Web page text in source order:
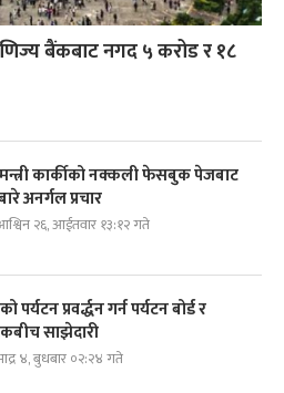
वाणिज्य बैंकबाट नगद ५ करोड र १८
कार्कीको नक्कली फेसबुक पेजबाट
अनर्गल प्रचार
२६, आईतवार १३:१२ गते
पर्यटन प्रवर्द्धन गर्न पर्यटन बोर्ड र
साझेदारी
४, बुधबार ०२:२४ गते